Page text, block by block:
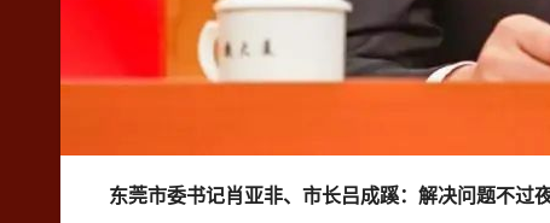
东莞市委书记肖亚非、 市长吕成蹊：解决问题不过